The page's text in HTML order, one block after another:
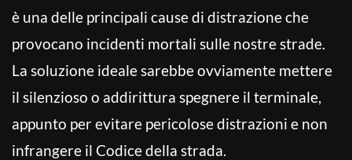
è una delle principali cause di distrazione che
provocano incidenti mortali sulle nostre strade.
La soluzione ideale sarebbe ovviamente mettere
il silenzioso o addirittura spegnere il terminale,
appunto per evitare pericolose distrazioni e non
infrangere il Codice della strada.